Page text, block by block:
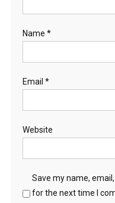
Name *
Email *
Website
Save my name,
for the next time I